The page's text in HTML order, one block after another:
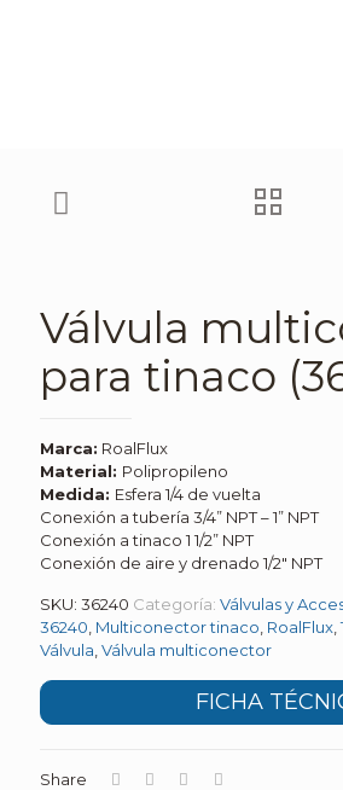
Válvula
para tinaco
Marca: RoalFlux
Material: Polipropileno
Medida: Esfera 1/4 de vuelta
Conexión a tubería 3/4” NPT – 1” NPT
Conexión a tinaco 1 1/2” NPT
Conexión de aire y drenado 1/2″ NPT
SKU: 36240 Categoría: Válvulas y
36240 Multiconector tinaco RoalFlux ,
Válvula Válvula multiconector
FICHA
Share